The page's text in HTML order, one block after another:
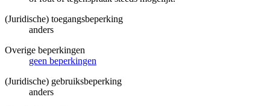
(Juridische) toegangsbeperking
anders
Overige beperkingen
geen beperkingen
(Juridische) gebruiksbeperking
anders